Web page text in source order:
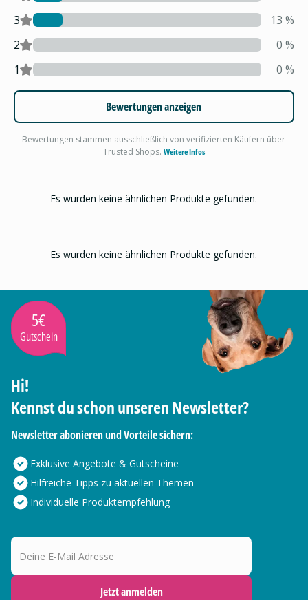
3
13 %
2
0 %
1
0 %
Bewertungen anzeigen
Bewertungen stammen ausschließlich von verifizierten Käufern über
Trusted Shops. Weitere Infos
Es wurden keine ähnlichen Produkte gefunden.
Es wurden keine ähnlichen Produkte gefunden.
5€
Gutschein
Hi!
Kennst du schon unseren Newsletter?
Newsletter abonieren und Vorteile sichern:
Exklusive Angebote & Gutscheine
Hilfreiche Tipps zu aktuellen Themen
Individuelle Produktempfehlung
Deine E-Mail Adresse
Jetzt anmelden